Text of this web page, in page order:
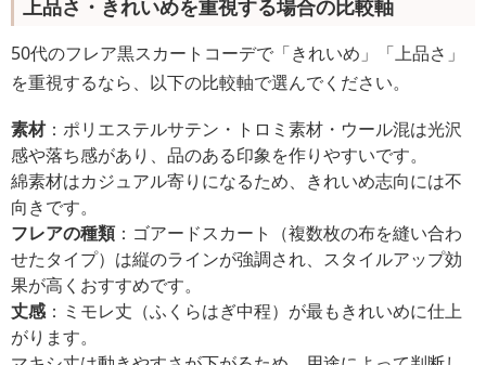
上品さ・きれいめを重視する場合の比較軸
50代のフレア黒スカートコーデで「きれいめ」「上品さ」
を重視するなら、以下の比較軸で選んでください。
素材：ポリエステルサテン・トロミ素材・ウール混は光沢
感や落ち感があり、品のある印象を作りやすいです。
綿素材はカジュアル寄りになるため、きれいめ志向には不
向きです。
フレアの種類：ゴアードスカート（複数枚の布を縫い合わ
せたタイプ）は縦のラインが強調され、スタイルアップ効
果が高くおすすめです。
丈感：ミモレ丈（ふくらはぎ中程）が最もきれいめに仕上
がります。